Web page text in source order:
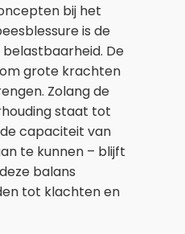
bij het
is de
De
grote krachten
Zolang de
staat tot
capaciteit van
te kunnen – blijft
balans
tot klachten en